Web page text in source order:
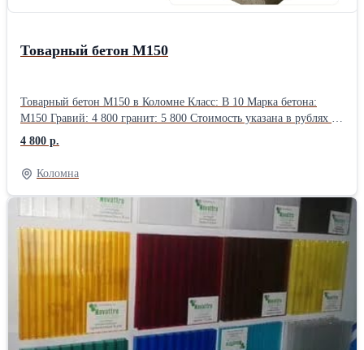
Товарный бетон М150
Товарный бетон М150 в Коломне Класс: В 10 Марка бетона:
М150 Гравий: 4 800 гранит: 5 800 Стоимость указана в рублях за
кубический метр (1м3) с учетом НДС 20%, без доставки и ПМД
4 800 р.
Коломна